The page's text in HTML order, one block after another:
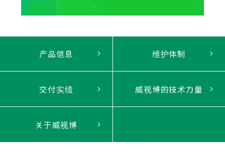
产品信息 维护体制
交付实绩 威视博的技术力量
关于威视博